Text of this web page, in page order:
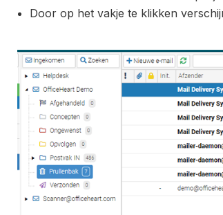
Door op het vakje te klikken